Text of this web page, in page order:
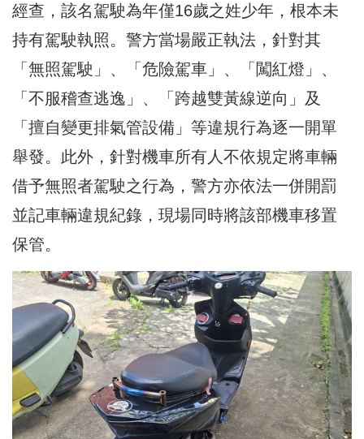
經查，該名駕駛為年僅16歲之姓少年，根本未
持有駕駛執照。警方當場嚴正執法，針對其
「無照駕駛」、「危險駕車」、「闖紅燈」、
「不服稽查逃逸」、「跨越雙黃線逆向」及
「擅自變更排氣管設備」等違規行為逐一開單
舉發。此外，針對機車所有人不依規定將車輛
借予無照者駕駛之行為，警方亦依法一併開罰
並記車輛違規紀錄，現場同時將該部機車移置
保管。